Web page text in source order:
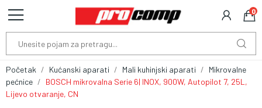
0
Početak Kućanski aparati Mali kuhinjski aparati
Mikrovalne
pećnice
BOSCH mikrovalna Serie 6| INOX, 900W, Autopilot 7, 25L,
Lijevo otvaranje, CN